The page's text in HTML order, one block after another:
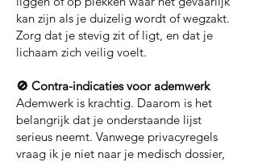
kan zijn als je duizelig wordt of wegzakt.
Zorg dat je stevig zit of ligt, en dat je
lichaam zich veilig voelt.
🚫 Contra-indicaties voor ademwerk
Ademwerk is krachtig. Daarom is het
belangrijk dat je onderstaande lijst
serieus neemt. Vanwege privacyregels
vraag ik je niet naar je medisch dossier,